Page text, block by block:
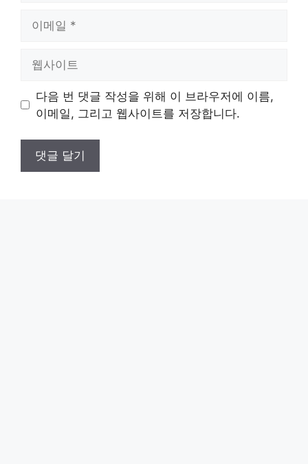
트
다음 번 댓글 작성을 위해 이 브라우저에 이름,
이메일, 그리고 웹사이트를 저장합니다.